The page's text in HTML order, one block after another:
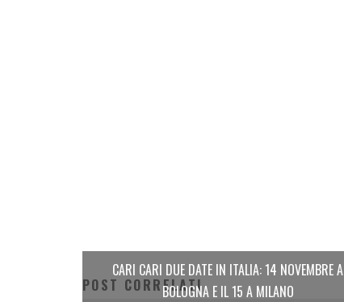
POST CORRELATI
CARI CARI DUE DATE IN ITALIA: 14 NOVEMBRE A
BOLOGNA E IL 15 A MILANO